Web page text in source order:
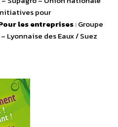
pour
les entreprises: Groupe
Lyonnaise des Eaux / Suez